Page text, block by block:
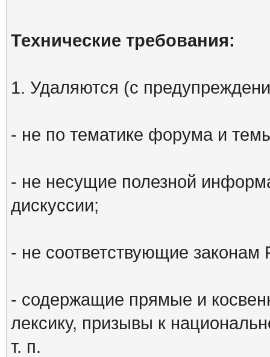
Технические требования:
1. Удаляются (с
- не по тематике форума и
- не несущие полезной
дискуссии;
- не соответствующие законам
- содержащие прямые и
лексику, призывы к
т. п.